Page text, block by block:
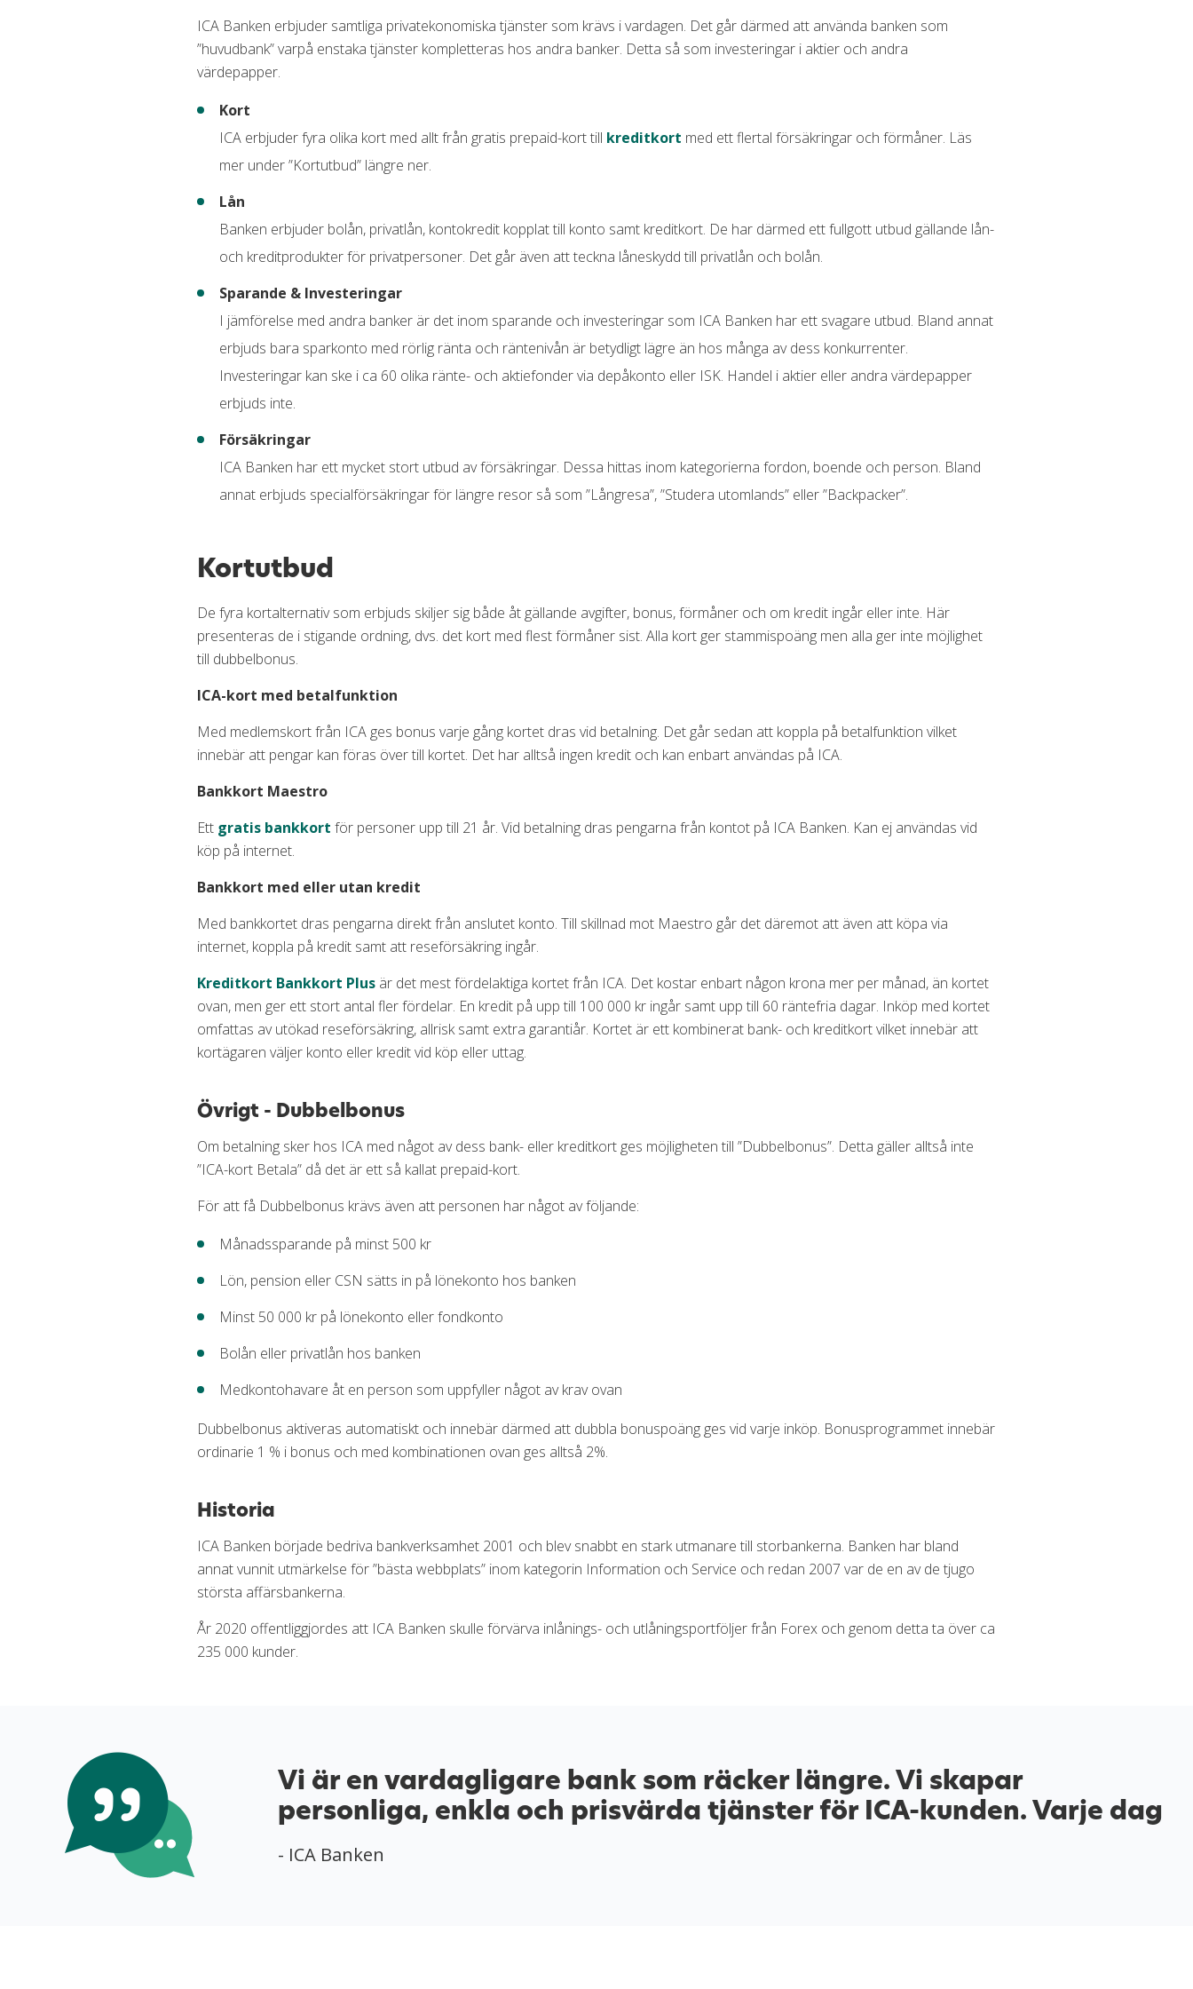
Aviavgift 30 kr (0 kr e-faktura)
Påminnelseavgift 60 kr
Minsta belopp att betala 5,00 % (min 100 kr)
Gratis extrakort
ICA Banken erbjuder samtliga privatekonomiska tjänster som krävs i vardagen. Det går därmed att använda banken som
”huvudbank” varpå enstaka tjänster kompletteras hos andra banker. Detta så som investeringar i aktier och andra
värdepapper.
Kort
ICA erbjuder fyra olika kort med allt från gratis prepaid-kort till kreditkort med ett flertal försäkringar och förmåner. Läs
mer under ”Kortutbud” längre ner.
Lån
Banken erbjuder bolån, privatlån, kontokredit kopplat till konto samt kreditkort. De har därmed ett fullgott utbud gällande lån-
och kreditprodukter för privatpersoner. Det går även att teckna låneskydd till privatlån och bolån.
Sparande & Investeringar
I jämförelse med andra banker är det inom sparande och investeringar som ICA Banken har ett svagare utbud. Bland annat
erbjuds bara sparkonto med rörlig ränta och räntenivån är betydligt lägre än hos många av dess konkurrenter.
Investeringar kan ske i ca 60 olika ränte- och aktiefonder via depåkonto eller ISK. Handel i aktier eller andra värdepapper
erbjuds inte.
Försäkringar
ICA Banken har ett mycket stort utbud av försäkringar. Dessa hittas inom kategorierna fordon, boende och person. Bland
annat erbjuds specialförsäkringar för längre resor så som ”Långresa”, ”Studera utomlands” eller ”Backpacker”.
Kortutbud
De fyra kortalternativ som erbjuds skiljer sig både åt gällande avgifter, bonus, förmåner och om kredit ingår eller inte. Här
presenteras de i stigande ordning, dvs. det kort med flest förmåner sist. Alla kort ger stammispoäng men alla ger inte möjlighet
till dubbelbonus.
ICA-kort med betalfunktion
Med medlemskort från ICA ges bonus varje gång kortet dras vid betalning. Det går sedan att koppla på betalfunktion vilket
innebär att pengar kan föras över till kortet. Det har alltså ingen kredit och kan enbart användas på ICA.
Bankkort Maestro
Ett gratis bankkort för personer upp till 21 år. Vid betalning dras pengarna från kontot på ICA Banken. Kan ej användas vid
köp på internet.
Bankkort med eller utan kredit
Med bankkortet dras pengarna direkt från anslutet konto. Till skillnad mot Maestro går det däremot att även att köpa via
internet, koppla på kredit samt att reseförsäkring ingår.
Kreditkort Bankkort Plus är det mest fördelaktiga kortet från ICA. Det kostar enbart någon krona mer per månad, än kortet
ovan, men ger ett stort antal fler fördelar. En kredit på upp till 100 000 kr ingår samt upp till 60 räntefria dagar. Inköp med kortet
omfattas av utökad reseförsäkring, allrisk samt extra garantiår. Kortet är ett kombinerat bank- och kreditkort vilket innebär att
kortägaren väljer konto eller kredit vid köp eller uttag.
Övrigt - Dubbelbonus
Om betalning sker hos ICA med något av dess bank- eller kreditkort ges möjligheten till ”Dubbelbonus”. Detta gäller alltså inte
”ICA-kort Betala” då det är ett så kallat prepaid-kort.
För att få Dubbelbonus krävs även att personen har något av följande:
Månadssparande på minst 500 kr
Lön, pension eller CSN sätts in på lönekonto hos banken
Minst 50 000 kr på lönekonto eller fondkonto
Bolån eller privatlån hos banken
Medkontohavare åt en person som uppfyller något av krav ovan
Dubbelbonus aktiveras automatiskt och innebär därmed att dubbla bonuspoäng ges vid varje inköp. Bonusprogrammet innebär
ordinarie 1 % i bonus och med kombinationen ovan ges alltså 2%.
Historia
ICA Banken började bedriva bankverksamhet 2001 och blev snabbt en stark utmanare till storbankerna. Banken har bland
annat vunnit utmärkelse för ”bästa webbplats” inom kategorin Information och Service och redan 2007 var de en av de tjugo
största affärsbankerna.
År 2020 offentliggjordes att ICA Banken skulle förvärva inlånings- och utlåningsportföljer från Forex och genom detta ta över ca
235 000 kunder.
Vi är en vardagligare bank som räcker längre. Vi skapar
personliga, enkla och prisvärda tjänster för ICA-kunden. Varje dag
- ICA Banken